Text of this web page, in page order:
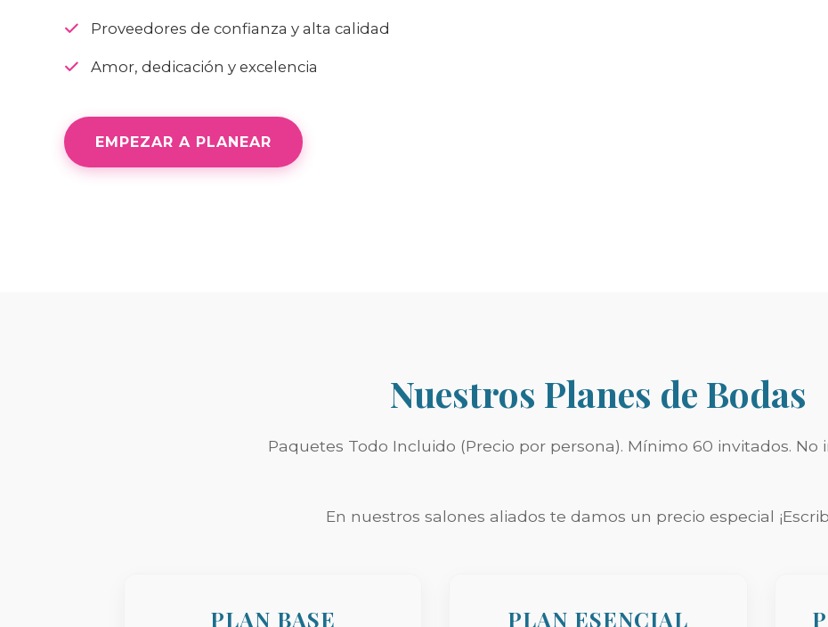
Proveedores de confianza y alta calidad
Amor, dedicación y excelencia
EMPEZAR A PLANEAR
Nuestros Planes de Bodas
Paquetes Todo Incluido (Precio por persona). Mínimo 60 invitados. No
En nuestros salones aliados te damos un precio especial
PLAN BASE PLAN ESENCIAL